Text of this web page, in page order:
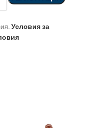
Условия за